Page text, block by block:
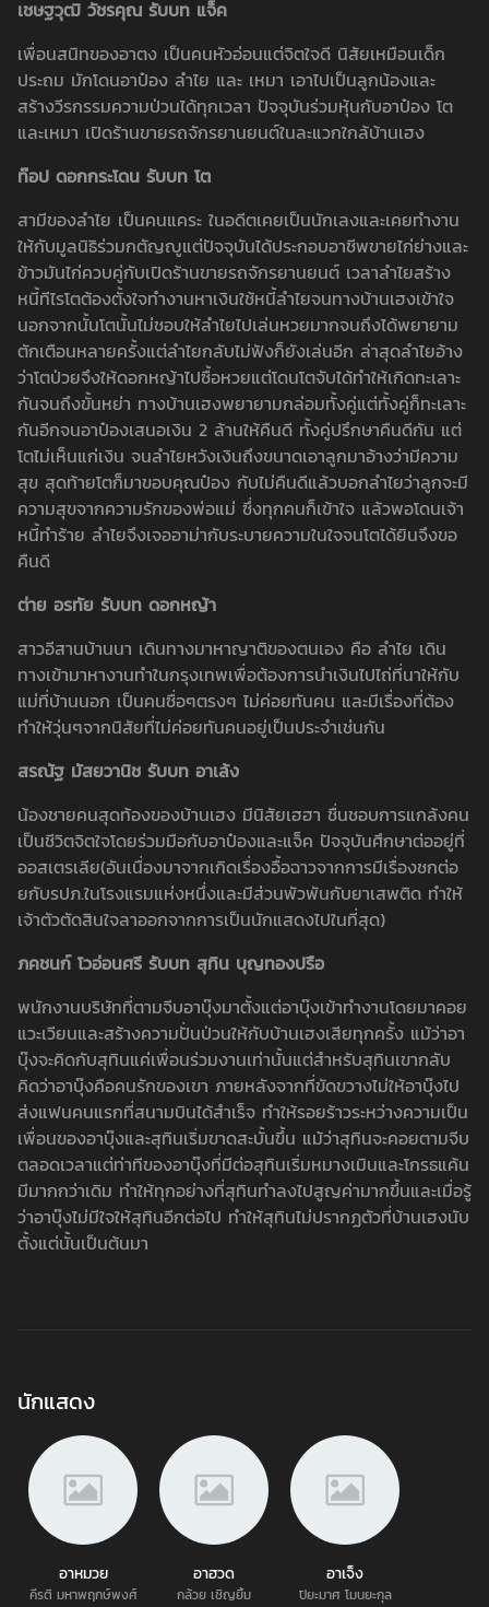
เชษฐวุฒิ วัชรคุณ รับบท แจ็ค
เพื่อนสนิทของอาตง เป็นคนหัวอ่อนแต่จิตใจดี นิสัยเหมือนเด็ก
ประถม มักโดนอาป๋อง ลำไย และ เหมา เอาไปเป็นลูกน้องและ
สร้างวีรกรรมความป่วนได้ทุกเวลา ปัจจุบันร่วมหุ้นกับอาป๋อง โต
และเหมา เปิดร้านขายรถจักรยานยนต์ในละแวกใกล้บ้านเฮง
ท๊อป ดอกกระโดน รับบท โต
สามีของลำไย เป็นคนแคระ ในอดีตเคยเป็นนักเลงและเคยทำงาน
ให้กับมูลนิธิร่วมกตัญญูแต่ปัจจุบันได้ประกอบอาชีพขายไก่ย่างและ
ข้าวมันไก่ควบคู่กับเปิดร้านขายรถจักรยานยนต์ เวลาลำไยสร้าง
หนี้ทีไรโตต้องตั้งใจทำงานหาเงินใช้หนี้ลำไยจนทางบ้านเฮงเข้าใจ
นอกจากนั้นโตนั้นไม่ชอบให้ลำไยไปเล่นหวยมากจนถึงได้พยายาม
ตักเตือนหลายครั้งแต่ลำไยกลับไม่ฟังก็ยังเล่นอีก ล่าสุดลำไยอ้าง
ว่าโตป่วยจึงให้ดอกหญ้าไปซื้อหวยแต่โดนโตจับได้ทำให้เกิดทะเลาะ
กันจนถึงขั้นหย่า ทางบ้านเฮงพยายามกล่อมทั้งคู่แต่ทั้งคู่ก็ทะเลาะ
กันอีกจนอาป๋องเสนอเงิน 2 ล้านให้คืนดี ทั้งคู่ปรึกษาคืนดีกัน แต่
โตไม่เห็นแก่เงิน จนลำไยหวังเงินถึงขนาดเอาลูกมาอ้างว่ามีความ
สุข สุดท้ายโตก็มาขอบคุณป๋อง กับไม่คืนดีแล้วบอกลำไยว่าลูกจะมี
ความสุขจากความรักของพ่อแม่ ซึ่งทุกคนก็เข้าใจ แล้วพอโดนเจ้า
หนี้ทำร้าย ลำไยจึงเจออาม่ากับระบายความในใจจนโตได้ยินจึงขอ
คืนดี
ต่าย อรทัย รับบท ดอกหญ้า
สาวอีสานบ้านนา เดินทางมาหาญาติของตนเอง คือ ลำไย เดิน
ทางเข้ามาหางานทำในกรุงเทพเพื่อต้องการนำเงินไปไถ่ที่นาให้กับ
แม่ที่บ้านนอก เป็นคนซื่อๆตรงๆ ไม่ค่อยทันคน และมีเรื่องที่ต้อง
ทำให้วุ่นๆจากนิสัยที่ไม่ค่อยทันคนอยู่เป็นประจำเช่นกัน
สรณัฐ มัสยวานิช รับบท อาเล้ง
น้องชายคนสุดท้องของบ้านเฮง มีนิสัยเฮฮา ชื่นชอบการแกล้งคน
เป็นชีวิตจิตใจโดยร่วมมือกับอาป๋องและแจ็ค ปัจจุบันศึกษาต่ออยู่ที่
ออสเตรเลีย(อันเนื่องมาจากเกิดเรื่องอื้อฉาวจากการมีเรื่องชกต่อ
ยกับรปภ.ในโรงแรมแห่งหนึ่งและมีส่วนพัวพันกับยาเสพติด ทำให้
เจ้าตัวตัดสินใจลาออกจากการเป็นนักแสดงไปในที่สุด)
ภคชนก์ โวอ่อนศรี รับบท สุทิน บุญทองปรือ
พนักงานบริษัทที่ตามจีบอาบุ๊งมาตั้งแต่อาบุ๊งเข้าทำงานโดยมาคอย
แวะเวียนและสร้างความปั่นป่วนให้กับบ้านเฮงเสียทุกครั้ง แม้ว่าอา
บุ๊งจะคิดกับสุทินแค่เพื่อนร่วมงานเท่านั้นแต่สำหรับสุทินเขากลับ
คิดว่าอาบุ๊งคือคนรักของเขา ภายหลังจากที่ขัดขวางไม่ให้อาบุ๊งไป
ส่งแฟนคนแรกที่สนามบินได้สำเร็จ ทำให้รอยร้าวระหว่างความเป็น
เพื่อนของอาบุ๊งและสุทินเริ่มขาดสะบั้นขึ้น แม้ว่าสุทินจะคอยตามจีบ
ตลอดเวลาแต่ท่าทีของอาบุ๊งที่มีต่อสุทินเริ่มหมางเมินและโกรธแค้น
มีมากกว่าเดิม ทำให้ทุกอย่างที่สุทินทำลงไปสูญค่ามากขึ้นและเมื่อรู้
ว่าอาบุ๊งไม่มีใจให้สุทินอีกต่อไป ทำให้สุทินไม่ปรากฏตัวที่บ้านเฮงนับ
ตั้งแต่นั้นเป็นต้นมา
นักแสดง
อาหมวย
คีรติ มหาพฤกษ์พงศ์
อาฮวด
กล้วย เชิญยิ้ม
อาเจ็ง
ปิยะมาศ โมนยะกุล